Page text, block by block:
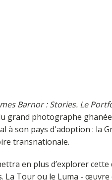
Barnor : Stories. Le
grand photographe
à son pays d'adoption : la
transnationale.
en plus d’explorer
La Tour ou le Luma - œuvre